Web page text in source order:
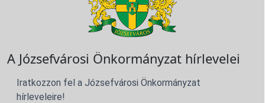
A Józsefvárosi Önkormányzat hírlevelei
Iratkozzon fel a Józsefvárosi Önkormányzat
hírleveleire!